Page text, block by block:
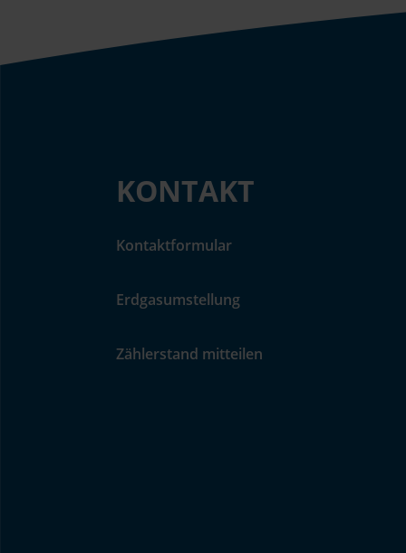
KONTAKT
Kontaktformular
Erdgasumstellung
Zählerstand mitteilen